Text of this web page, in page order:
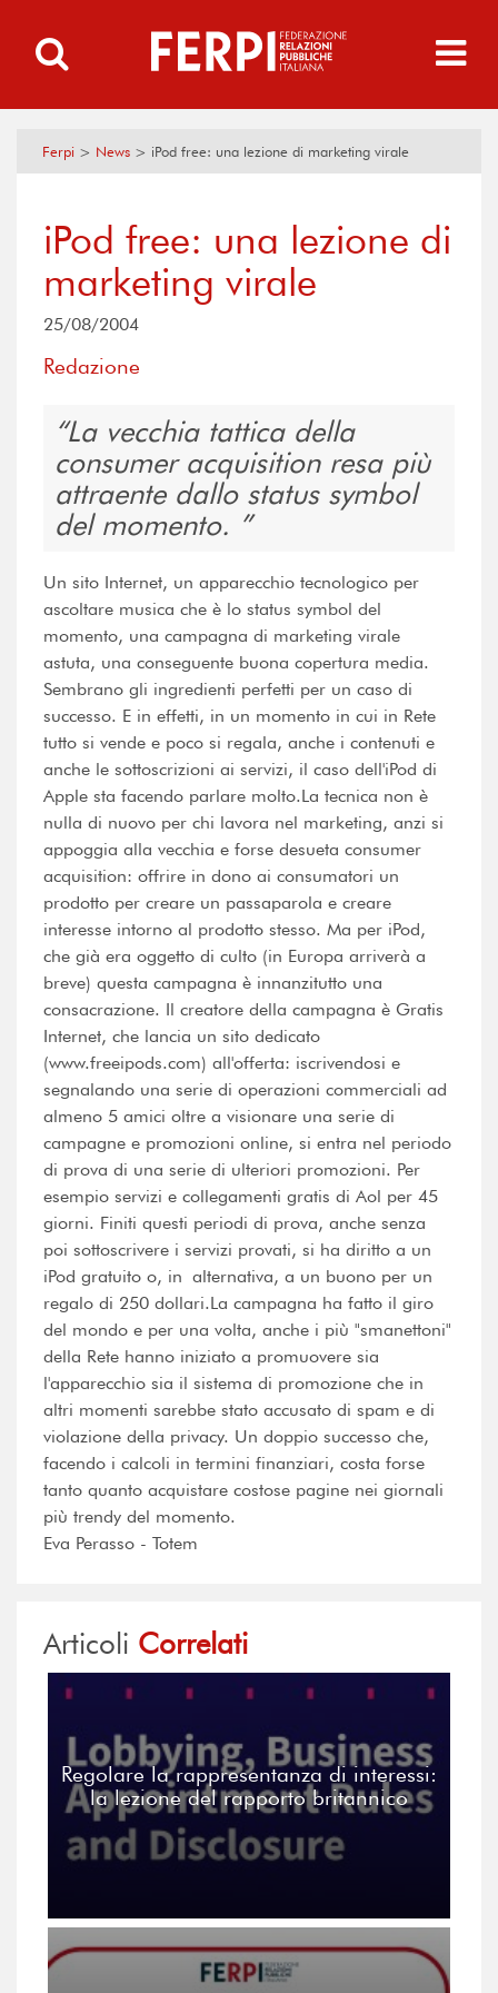
Ferpi > News > iPod free: una lezione di marketing virale
iPod free: una lezione di
marketing virale
25/08/2004
Redazione
La vecchia tattica della
consumer acquisition resa più
attraente dallo status symbol
del momento.
Un sito Internet, un apparecchio tecnologico per
ascoltare musica che è lo status symbol del
momento, una campagna di marketing virale
astuta, una conseguente buona copertura media.
Sembrano gli ingredienti perfetti per un caso di
successo. E in effetti, in un momento in cui in Rete
tutto si vende e poco si regala, anche i contenuti e
anche le sottoscrizioni ai servizi, il caso dell'iPod di
Apple sta facendo parlare molto.La tecnica non è
nulla di nuovo per chi lavora nel marketing, anzi si
appoggia alla vecchia e forse desueta consumer
acquisition: offrire in dono ai consumatori un
prodotto per creare un passaparola e creare
interesse intorno al prodotto stesso. Ma per iPod,
che già era oggetto di culto (in Europa arriverà a
breve) questa campagna è innanzitutto una
consacrazione. Il creatore della campagna è Gratis
Internet, che lancia un sito dedicato
(www.freeipods.com) all'offerta: iscrivendosi e
segnalando una serie di operazioni commerciali ad
almeno 5 amici oltre a visionare una serie di
campagne e promozioni online, si entra nel periodo
di prova di una serie di ulteriori promozioni. Per
esempio servizi e collegamenti gratis di Aol per 45
giorni. Finiti questi periodi di prova, anche senza
poi sottoscrivere i servizi provati, si ha diritto a un
iPod gratuito o, in alternativa, a un buono per un
regalo di 250 dollari.La campagna ha fatto il giro
del mondo e per una volta, anche i più "smanettoni"
della Rete hanno iniziato a promuovere sia
l'apparecchio sia il sistema di promozione che in
altri momenti sarebbe stato accusato di spam e di
violazione della privacy. Un doppio successo che,
facendo i calcoli in termini finanziari, costa forse
tanto quanto acquistare costose pagine nei giornali
più trendy del momento.
Eva Perasso - Totem
Articoli Correlati
Regolare la rappresentanza di interessi:
la lezione del rapporto britannico